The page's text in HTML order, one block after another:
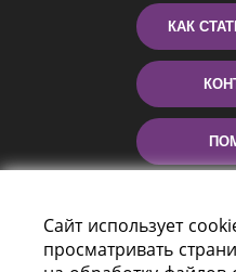
КАК
Сайт использует
просматривать